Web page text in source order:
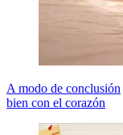
A modo de conclusión
bien con el corazón